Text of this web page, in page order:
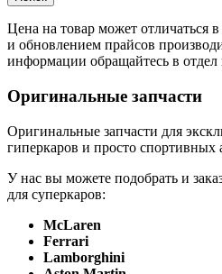
Цена на товар может отличаться
и обновлением прайсов
информации обращайтесь в отдел
Оригинальные запчасти
Оригинальные запчасти для
гиперкаров и просто спортивных
У нас вы можете подобрать и
для суперкаров:
McLaren
Ferrari
Lamborghini